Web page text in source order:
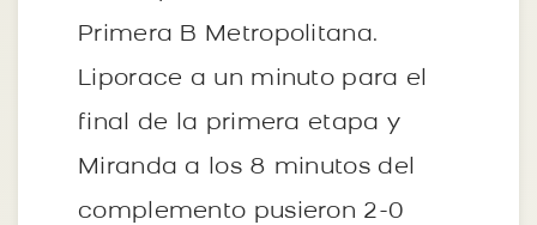
Primera B Metropolitana.
Liporace a un minuto para el
final de la primera etapa y
Miranda a los 8 minutos del
complemento pusieron 2-0